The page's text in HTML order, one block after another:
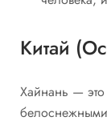
Китай
Хайнань — это